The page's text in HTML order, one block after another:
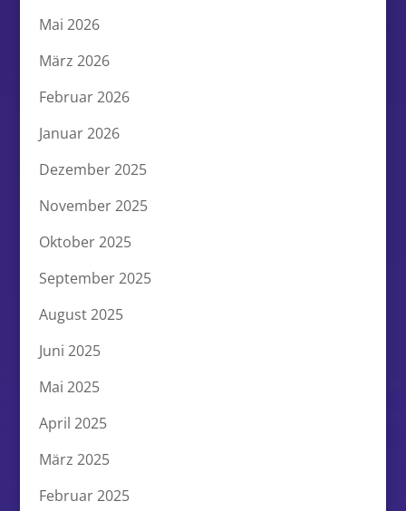
Mai 2026
März 2026
Februar 2026
Januar 2026
Dezember 2025
November 2025
Oktober 2025
September 2025
August 2025
Juni 2025
Mai 2025
April 2025
März 2025
Februar 2025